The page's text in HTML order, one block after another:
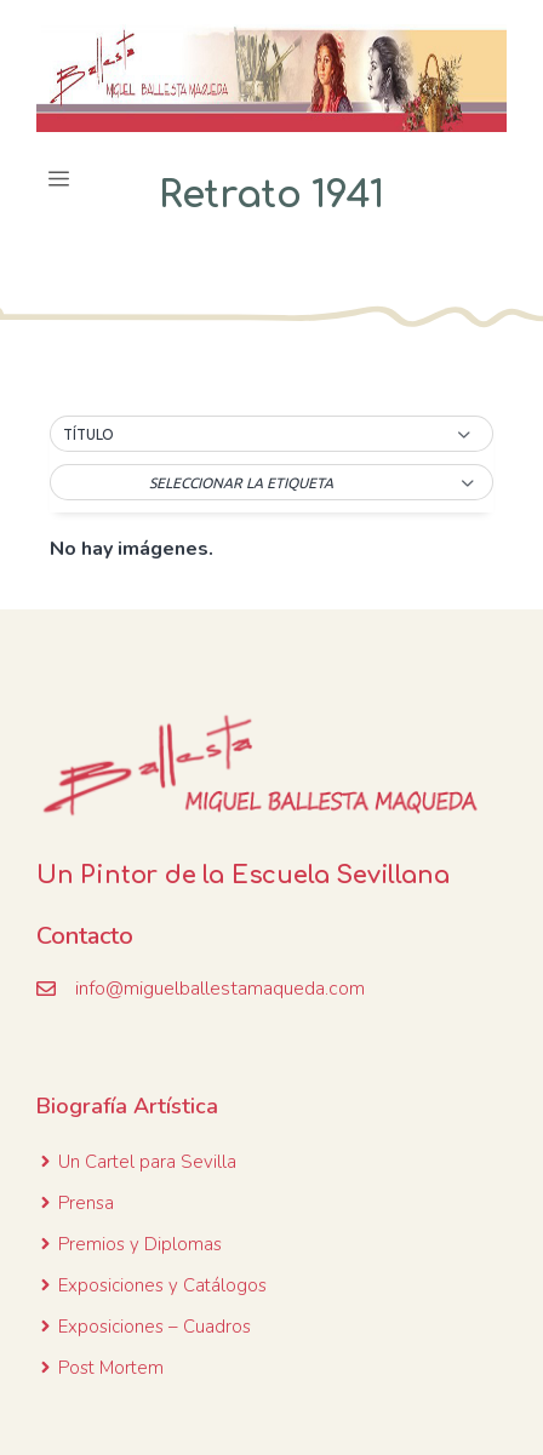
contenido
Menú Retrato 1941
TÍTULO
SELECCIONAR LA ETIQUETA
No hay imágenes.
Un Pintor de la Escuela Sevillana
Contacto
info@miguelballestamaqueda.com
Biografía Artística
Un Cartel para Sevilla
Prensa
Premios y Diplomas
Exposiciones y Catálogos
Exposiciones – Cuadros
Post Mortem